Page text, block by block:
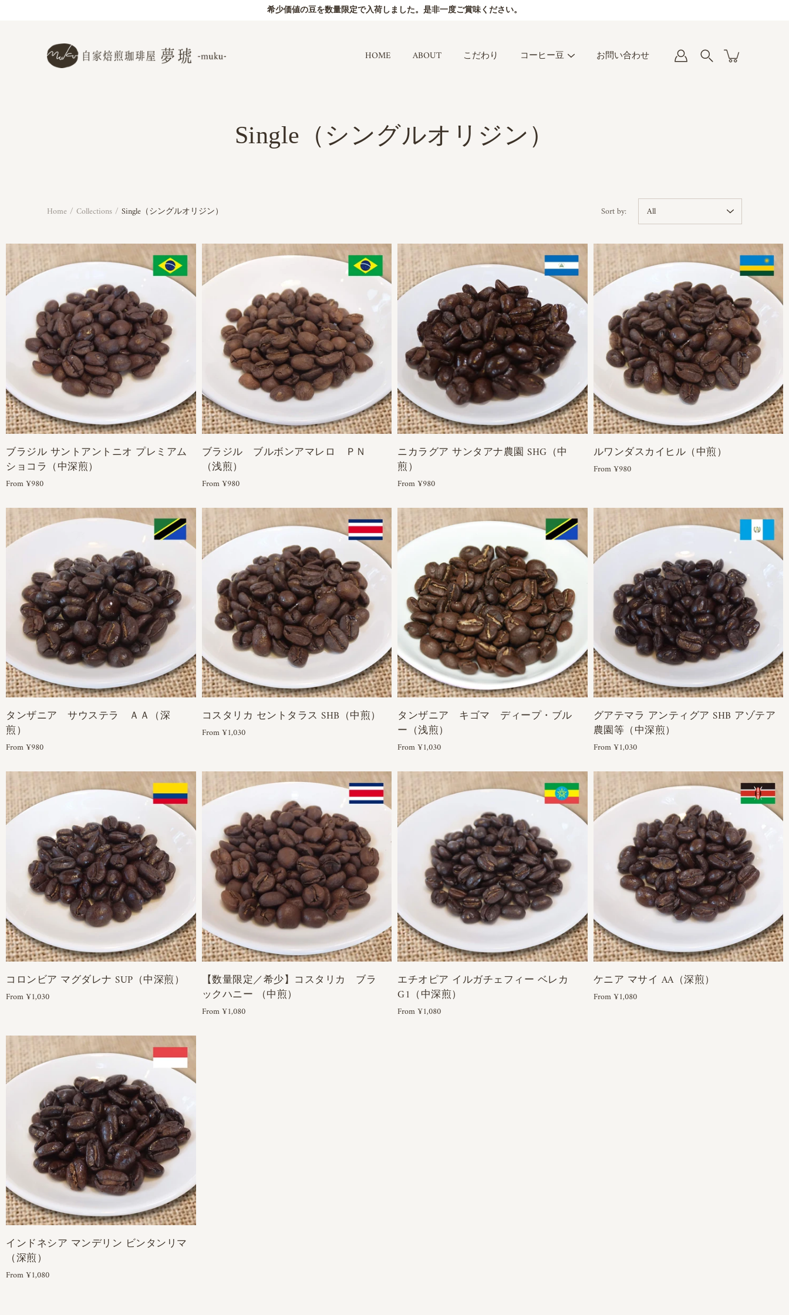
希少価値の豆を数量限定で入荷しました。是非一度ご賞味ください。
HOME ABOUT こだわり コーヒー豆 お問い合わせ
Single（シングルオリジン）
Home / Collections / Single（シングルオリジン） Sort by:
ブラジル サントアントニオ プレミアム
ショコラ（中深煎）
From ¥980
ブラジル ブルボンアマレロ ＰＮ
（浅煎）
From ¥980
ニカラグア サンタアナ農園 SHG（中
煎）
From ¥980
ルワンダスカイヒル（中煎）
From ¥980
タンザニア サウステラ ＡＡ（深
煎）
From ¥980
コスタリカ セントタラス SHB（中煎）
From ¥1,030
タンザニア キゴマ ディープ・ブル
ー（浅煎）
From ¥1,030
グアテマラ アンティグア SHB アゾテア
農園等（中深煎）
From ¥1,030
コロンビア マグダレナ SUP（中深煎）
From ¥1,030
【数量限定／希少】コスタリカ ブラ
ックハニー （中煎）
From ¥1,080
エチオピア イルガチェフィー ベレカ
G1（中深煎）
From ¥1,080
ケニア マサイ AA（深煎）
From ¥1,080
インドネシア マンデリン ビンタンリマ
（深煎）
From ¥1,080